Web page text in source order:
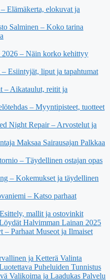
Elämäkerta, elokuvat ja
Salminen – Koko tarina
2026 – Näin korko kehittyy
Esiintyjät, liput ja tapahtumat
– Aikataulut, reitit ja
– Myyntipisteet, tuotteet
Night Repair – Arvostelut ja
Maksaa Sairausajan Palkkaa
– Täydellinen ostajan opas
– Kokemukset ja täydellinen
– Katso parhaat
mallit ja ostovinkit
Halvimman Lainan 2025
Parhaat Museot ja Ilmaiset
ja Ketterä Valinta
Puheluiden Tunnistus
Valikoima ja Laadukas Palvelu